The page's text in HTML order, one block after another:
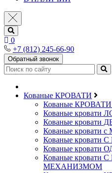
0
+7 (812) 245-66-90
Обратный звонок
Кованые КРОВАТИ
Кованые КРОВАТИ
Кованые кровати
Кованые
Кованые
Кованые
Кованые
Кованые
МЕХАНИЗМОМ